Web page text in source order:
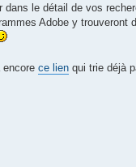
dans le détail de vos
Adobe y trouveront
encore ce lienqui trie déjà